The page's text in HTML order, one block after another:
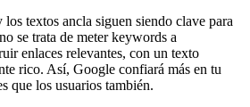
los textos ancla siguen siendo clave para
se trata de meter keywords a
enlaces relevantes, con un texto
rico. Así, Google confiará más en tu
que los usuarios también.